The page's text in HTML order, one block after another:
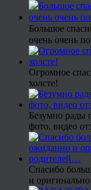
Большое
очень очень
Огромное
холсте!
Безумно рады
фото, видео
Спасибо
и